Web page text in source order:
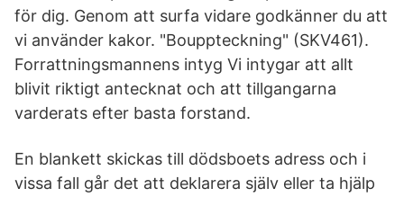
för dig. Genom att surfa vidare godkänner du att
vi använder kakor. "Bouppteckning" (SKV461).
Forrattningsmannens intyg Vi intygar att allt
blivit riktigt antecknat och att tillgangarna
varderats efter basta forstand.
En blankett skickas till dödsboets adress och i
vissa fall går det att deklarera själv eller ta hjälp